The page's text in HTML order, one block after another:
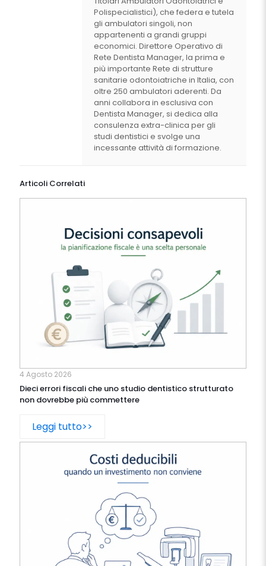
Polispecialistici), che federa e tutela
gli ambulatori singoli, non
appartenenti a grandi gruppi
economici. Direttore Operativo di
Rete Dentista Manager, la prima e
più importante Rete di strutture
sanitarie odontoiatriche in Italia, con
oltre 250 ambulatori aderenti. Da
anni collabora in esclusiva con
Dentista Manager, si dedica alla
consulenza extra-clinica per gli
studi dentistici e svolge una
incessante attività di formazione.
Articoli Correlati
4 Agosto 2026
Dieci errori fiscali che uno studio dentistico strutturato
non dovrebbe più commettere
Leggi tutto>>